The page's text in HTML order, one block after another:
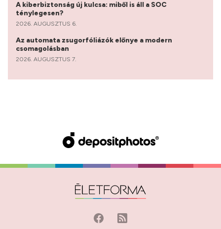
A kiberbiztonság új kulcsa: miből is áll a SOC
ténylegesen?
2026. AUGUSZTUS 6.
Az automata zsugorfóliázók előnye a modern
csomagolásban
2026. AUGUSZTUS 7.